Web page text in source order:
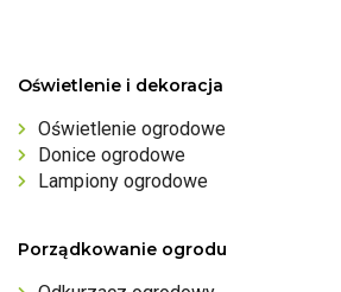
Oświetlenie i dekoracja
Oświetlenie ogrodowe
Donice ogrodowe
Lampiony ogrodowe
Porządkowanie ogrodu